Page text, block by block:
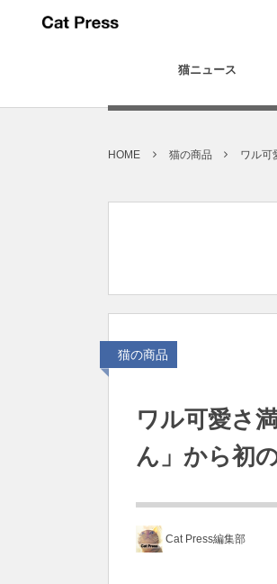
猫ニュース
HOME 猫の商品 ワル可
猫の商品
ワル可愛さ
ん」から初
Cat Press編集部